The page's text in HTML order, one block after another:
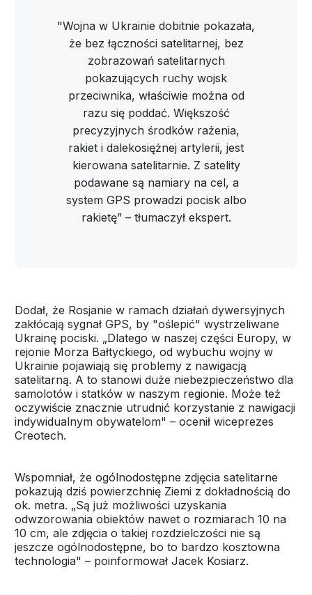
"Wojna w Ukrainie dobitnie pokazała,
że bez łączności satelitarnej, bez
zobrazowań satelitarnych
pokazujących ruchy wojsk
przeciwnika, właściwie można od
razu się poddać. Większość
precyzyjnych środków rażenia,
rakiet i dalekosiężnej artylerii, jest
kierowana satelitarnie. Z satelity
podawane są namiary na cel, a
system GPS prowadzi pocisk albo
rakietę” – tłumaczył ekspert.
Dodał, że Rosjanie w ramach działań dywersyjnych
zakłócają sygnał GPS, by "oślepić" wystrzeliwane
Ukrainę pociski. „Dlatego w naszej części Europy, w
rejonie Morza Bałtyckiego, od wybuchu wojny w
Ukrainie pojawiają się problemy z nawigacją
satelitarną. A to stanowi duże niebezpieczeństwo dla
samolotów i statków w naszym regionie. Może też
oczywiście znacznie utrudnić korzystanie z nawigacji
indywidualnym obywatelom" – ocenił wiceprezes
Creotech.
Wspomniał, że ogólnodostępne zdjęcia satelitarne
pokazują dziś powierzchnię Ziemi z dokładnością do
ok. metra. „Są już możliwości uzyskania
odwzorowania obiektów nawet o rozmiarach 10 na
10 cm, ale zdjęcia o takiej rozdzielczości nie są
jeszcze ogólnodostępne, bo to bardzo kosztowna
technologia" – poinformował Jacek Kosiarz.